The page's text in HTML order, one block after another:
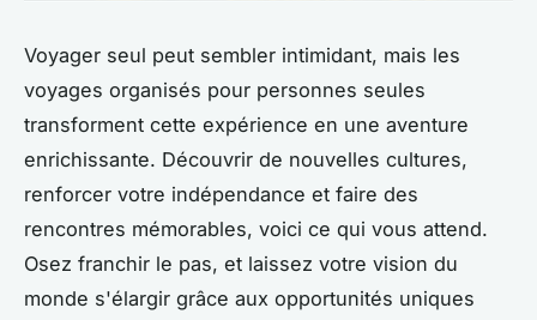
Voyager seul peut sembler intimidant, mais les
voyages organisés pour personnes seules
transforment cette expérience en une aventure
enrichissante. Découvrir de nouvelles cultures,
renforcer votre indépendance et faire des
rencontres mémorables, voici ce qui vous attend.
Osez franchir le pas, et laissez votre vision du
monde s'élargir grâce aux opportunités uniques